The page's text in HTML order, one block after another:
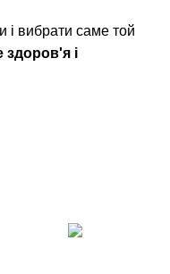
і вибрати саме той
здоров'я і